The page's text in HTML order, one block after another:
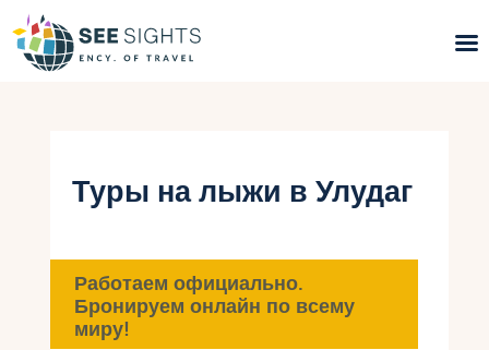
Горящие туры
Страны
Инфо
Туры на лыжи в Улудаг
Работаем официально.
Бронируем онлайн по всему
миру!